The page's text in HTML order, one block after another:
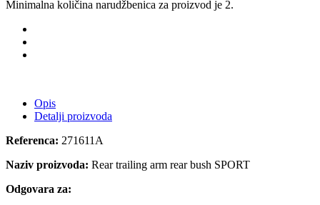
Minimalna količina narudžbenica za proizvod je 2.
Opis
Detalji proizvoda
Referenca: 271611A
Naziv proizvoda: Rear trailing arm rear bush SPORT
Odgovara za: